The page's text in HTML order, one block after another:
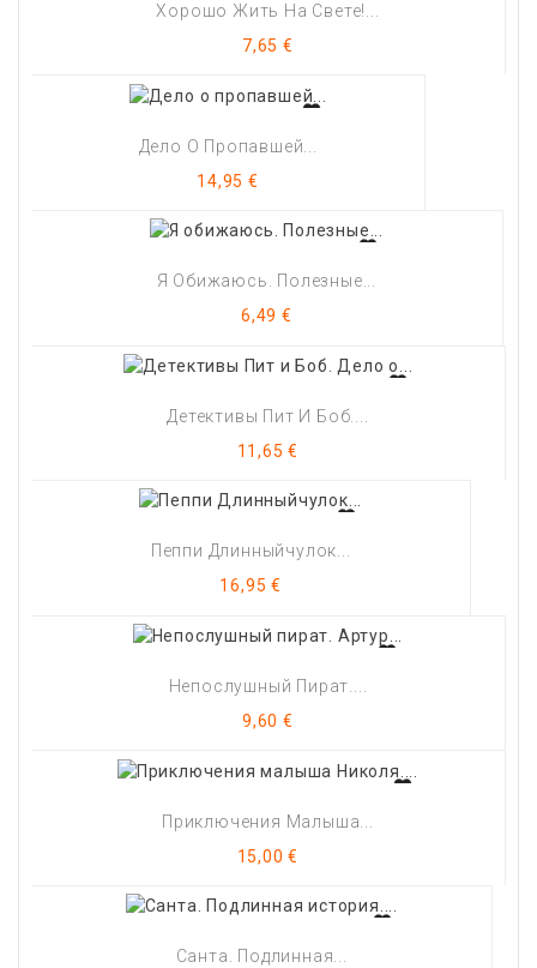
Хорошо Жить На Свете!...
Цена
7,65 €
Дело О Пропавшей...
Цена
14,95 €
Я Обижаюсь. Полезные...
Цена
6,49 €
Детективы Пит И Боб....
Цена
11,65 €
Пеппи Длинныйчулок...
Цена
16,95 €
Непослушный Пират....
Цена
9,60 €
Приключения Малыша...
Цена
15,00 €
Санта. Подлинная...